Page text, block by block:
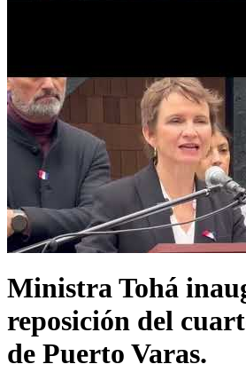
Ministra Tohá
reposición del
de Puerto Varas.